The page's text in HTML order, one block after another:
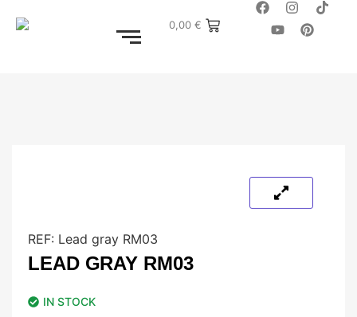
0,00€
REF: Lead gray RM03
LEAD GRAY RM03
IN STOCK